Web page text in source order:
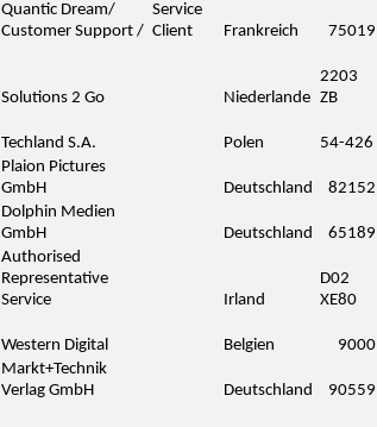
Quantic Dream/
Customer Support /
Service
Client
Frankreich 75019
Solutions 2 Go Niederlande
2203
ZB
Techland S.A. Polen 54-426
Plaion Pictures
GmbH
Deutschland 82152
Dolphin Medien
GmbH
Deutschland 65189
Authorised
Representative
Service
Irland
D02
XE80
Western Digital Belgien 9000
Markt+Technik
Verlag GmbH
Deutschland 90559